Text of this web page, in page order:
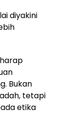
diyakini
Bukan
tetapi
etika